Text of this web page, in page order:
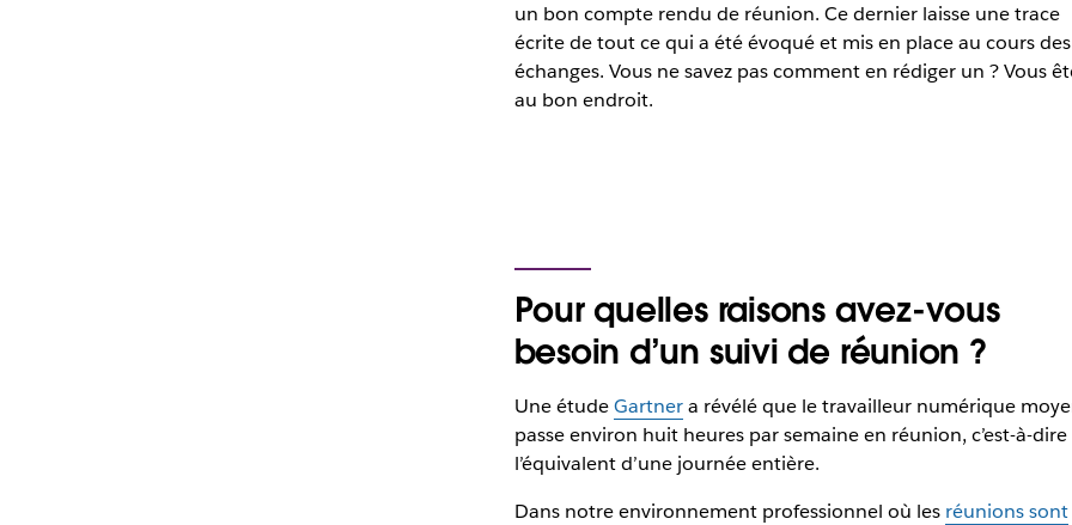
un bon compte rendu de réunion. Ce dernier laisse une trace
écrite de tout ce qui a été évoqué et mis en place au cours des
échanges. Vous ne savez pas comment en rédiger un ? Vous
au bon endroit.
Pour quelles raisons avez-vous
besoin d’un suivi de réunion ?
Une étudeGartnera révélé que le travailleur numérique
passe environ huit heures par semaine en réunion, c’est-à-dire
l’équivalent d’une journée entière.
Dans notre environnement professionnel où les réunions sont